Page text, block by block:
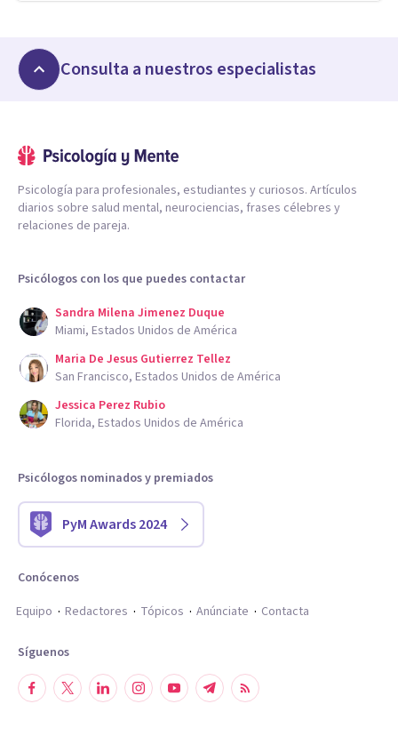
Consulta a nuestros especialistas
Psicología para profesionales, estudiantes y curiosos. Artículos
diarios sobre salud mental, neurociencias, frases célebres y
relaciones de pareja.
Psicólogos con los que puedes contactar
Sandra Milena Jimenez Duque
Miami, Estados Unidos de América
Maria De Jesus Gutierrez Tellez
San Francisco, Estados Unidos de América
Jessica Perez Rubio
Florida, Estados Unidos de América
Psicólogos nominados y premiados
PyM Awards 2024
Conócenos
Equipo
Redactores Tópicos Anúnciate Contacta
Síguenos